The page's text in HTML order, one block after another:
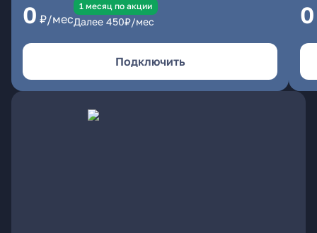
0 ₽/мес
1 месяц по акции
Далее 450₽/мес
Подключить
0